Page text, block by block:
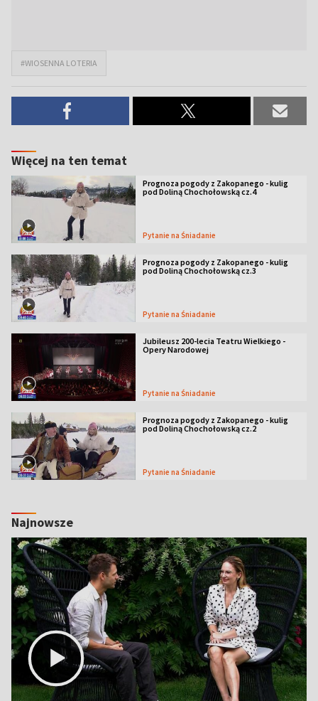
#WIOSENNA LOTERIA
Więcej na ten temat
Prognoza pogody z Zakopanego - kulig
pod Doliną Chochołowską cz.4
Pytanie na Śniadanie
Prognoza pogody z Zakopanego - kulig
pod Doliną Chochołowską cz.3
Pytanie na Śniadanie
Jubileusz 200-lecia Teatru Wielkiego -
Opery Narodowej
Pytanie na Śniadanie
Prognoza pogody z Zakopanego - kulig
pod Doliną Chochołowską cz.2
Pytanie na Śniadanie
Najnowsze